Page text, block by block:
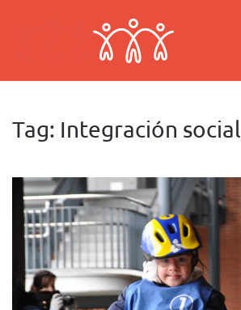
Skip to main content
Tag: Integración social